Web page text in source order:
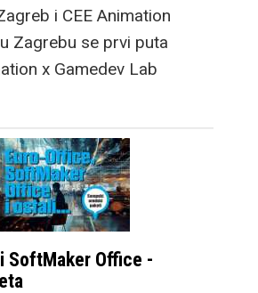
i CEE Animation
Zagrebu se prvi puta
x Gamedev Lab
SoftMaker Office -